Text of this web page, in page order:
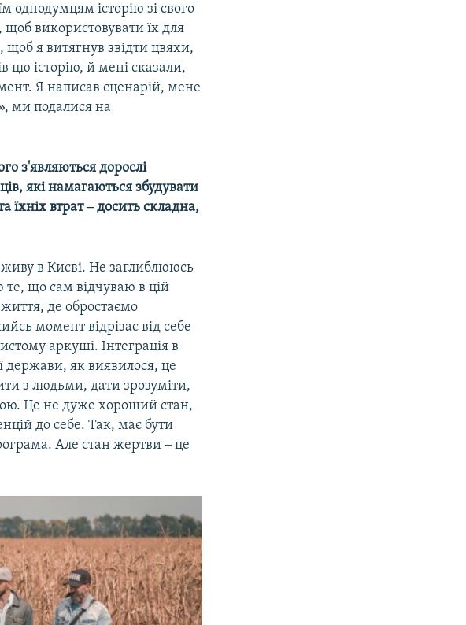
однодумцям історію зі свого
використовувати їх для
щоб я витягнув звідти цвяхи,
цю історію, й мені сказали,
Я написав сценарій, мене
ми подалися на
з'являються дорослі
які намагаються збудувати
втрат ‒ досить складна,
живу в Києві. Не заглиблююсь
те, що сам відчуваю в цій
де обростаємо
момент відрізає від себе
аркуші. Інтеграція в
держави, як виявилося, це
з людьми, дати зрозуміти,
Це не дуже хороший стан,
до себе. Так, має бути
Але стан жертви ‒ це